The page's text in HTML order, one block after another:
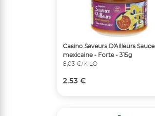
Casino Saveurs D'Ailleurs Sauce
mexicaine - Forte - 315g
8,03 €/KILO
2.53 €